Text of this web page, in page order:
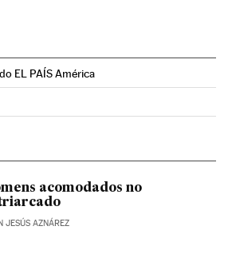
EL PAÍS América
en Instagram
acomodados no
JESÚS AZNÁREZ